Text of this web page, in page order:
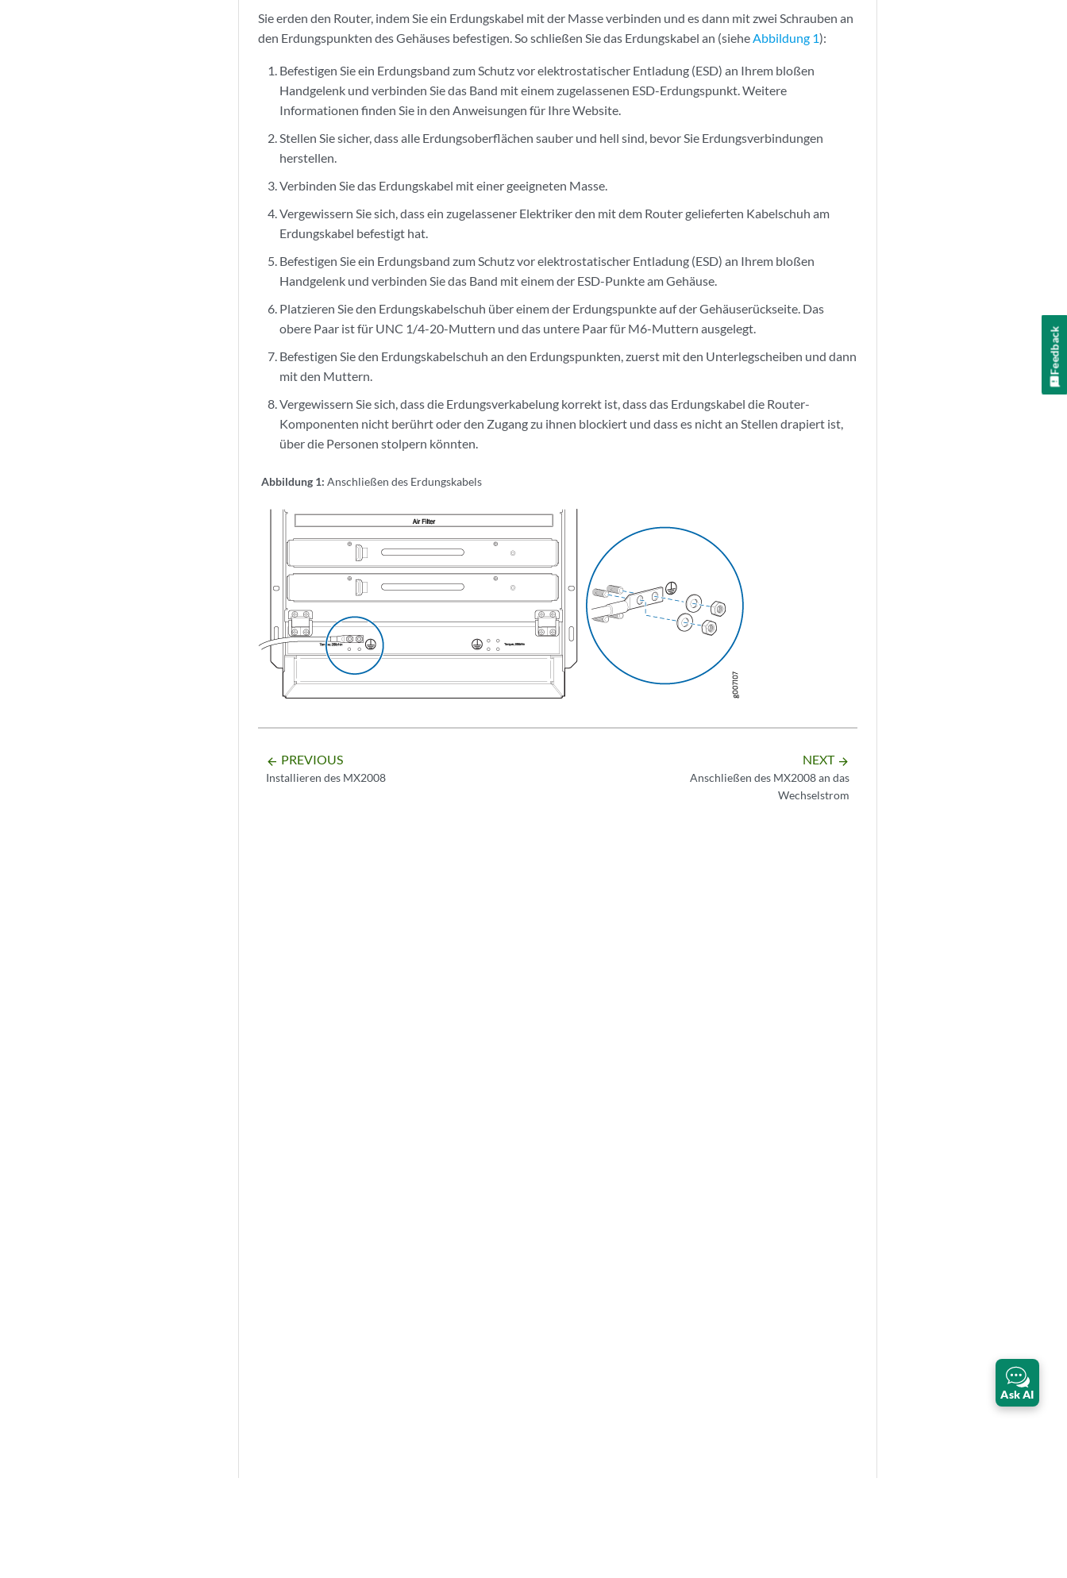
Sie erden den Router, indem Sie ein Erdungskabel mit der Masse verbinden und es dann mit zwei Schrauben an
den Erdungspunkten des Gehäuses befestigen. So schließen Sie das Erdungskabel an (siehe Abbildung 1):
Befestigen Sie ein Erdungsband zum Schutz vor elektrostatischer Entladung (ESD) an Ihrem bloßen
Handgelenk und verbinden Sie das Band mit einem zugelassenen ESD-Erdungspunkt. Weitere
Informationen finden Sie in den Anweisungen für Ihre Website.
Stellen Sie sicher, dass alle Erdungsoberflächen sauber und hell sind, bevor Sie Erdungsverbindungen
herstellen.
Verbinden Sie das Erdungskabel mit einer geeigneten Masse.
Vergewissern Sie sich, dass ein zugelassener Elektriker den mit dem Router gelieferten Kabelschuh am
Erdungskabel befestigt hat.
Befestigen Sie ein Erdungsband zum Schutz vor elektrostatischer Entladung (ESD) an Ihrem bloßen
Handgelenk und verbinden Sie das Band mit einem der ESD-Punkte am Gehäuse.
Platzieren Sie den Erdungskabelschuh über einem der Erdungspunkte auf der Gehäuserückseite. Das
obere Paar ist für UNC 1/4-20-Muttern und das untere Paar für M6-Muttern ausgelegt.
Befestigen Sie den Erdungskabelschuh an den Erdungspunkten, zuerst mit den Unterlegscheiben und dann
mit den Muttern.
Vergewissern Sie sich, dass die Erdungsverkabelung korrekt ist, dass das Erdungskabel die Router-
Komponenten nicht berührt oder den Zugang zu ihnen blockiert und dass es nicht an Stellen drapiert ist,
über die Personen stolpern könnten.
Abbildung 1: Anschließen des Erdungskabels
arrow_backward PREVIOUS
Installieren des MX2008
NEXT arrow_forward
Anschließen des MX2008 an das
Wechselstrom
Ask AI
Feedback